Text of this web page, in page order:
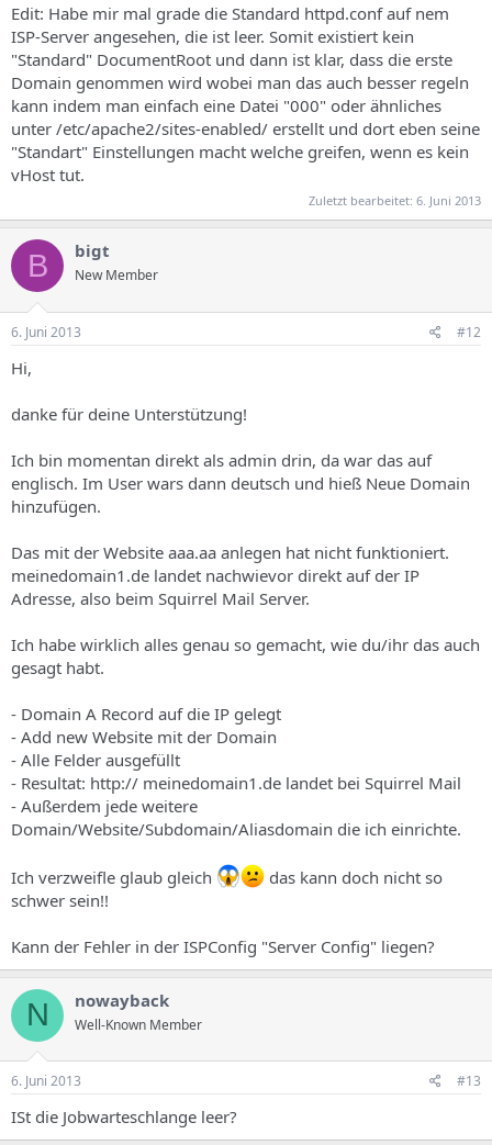
Edit: Habe mir mal grade die Standard httpd.conf auf nem
ISP-Server angesehen, die ist leer. Somit existiert kein
"Standard" DocumentRoot und dann ist klar, dass die erste
Domain genommen wird wobei man das auch besser regeln
kann indem man einfach eine Datei "000" oder ähnliches
unter /etc/apache2/sites-enabled/ erstellt und dort eben seine
"Standart" Einstellungen macht welche greifen, wenn es kein
vHost tut.
Zuletzt bearbeitet: 6. Juni 2013
B bigt
New Member
6. Juni 2013 #12
Hi,
danke für deine Unterstützung!
Ich bin momentan direkt als admin drin, da war das auf
englisch. Im User wars dann deutsch und hieß Neue Domain
hinzufügen.
Das mit der Website aaa.aa anlegen hat nicht funktioniert.
meinedomain1.de landet nachwievor direkt auf der IP
Adresse, also beim Squirrel Mail Server.
Ich habe wirklich alles genau so gemacht, wie du/ihr das auch
gesagt habt.
- Domain A Record auf die IP gelegt
- Add new Website mit der Domain
- Alle Felder ausgefüllt
- Resultat: http:// meinedomain1.de landet bei Squirrel Mail
- Außerdem jede weitere
Domain/Website/Subdomain/Aliasdomain die ich einrichte.
Ich verzweifle glaub gleich
das kann doch nicht so
schwer sein!!
Kann der Fehler in der ISPConfig "Server Config" liegen?
N nowayback
Well-Known Member
6. Juni 2013 #13
ISt die Jobwarteschlange leer?